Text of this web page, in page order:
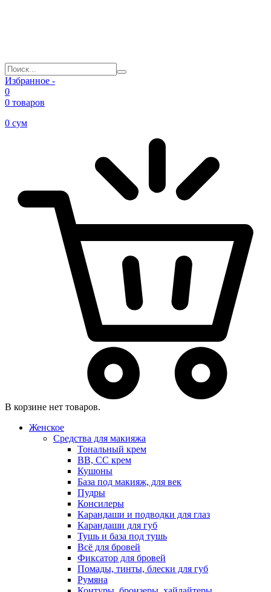
Избранное -
0
0 товаров
0 сум
В корзине нет товаров.
Женское
Средства для макияжа
Тональный крем
BB, CC крем
Кушоны
База под макияж, для век
Пудры
Консилеры
Карандаши и подводки для глаз
Карандаши для губ
Тушь и база под тушь
Всё для бровей
Фиксатор для бровей
Помады, тинты, блески для губ
Румяна